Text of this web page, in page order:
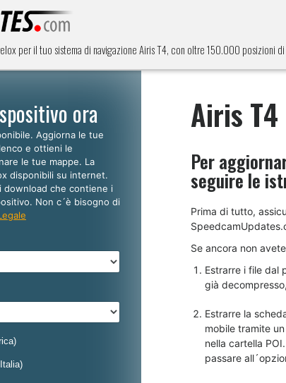
per il tuo sistema di navigazione Airis T4, con oltre 150.000 posizioni
ora
Aggiorna le tue
e ottieni le
le tue mappe. La
disponibili su internet.
download che contiene i
Non c´è bisogno di
Airis T4
Per
seguire le
Prima di tutto,
Se ancora non
Estrarre i file dal
già
Estrarre la
mobile tramite
nella cartella
passare